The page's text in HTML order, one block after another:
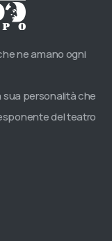
ne amano ogni
sua personalità che
del teatro